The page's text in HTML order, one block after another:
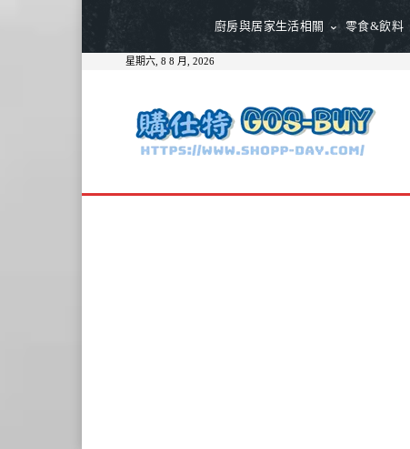
廚房與居家生活相關 零食&飲料
星期六, 8 8 月, 2026